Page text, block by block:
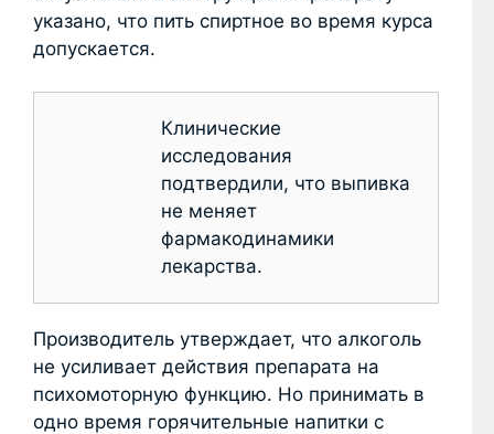
указано, что пить спиртное во время курса
допускается.
Клинические
исследования
подтвердили, что выпивка
не меняет
фармакодинамики
лекарства.
Производитель утверждает, что алкоголь
не усиливает действия препарата на
психомоторную функцию. Но принимать в
одно время горячительные напитки с